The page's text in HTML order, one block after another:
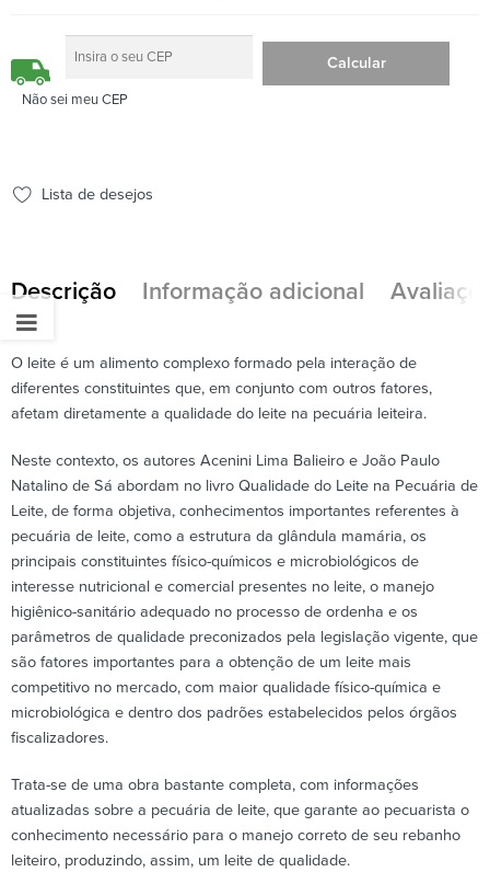
Não sei meu CEP
Lista de desejos
Descrição Informação adicional
O leite é um alimento complexo formado pela interação de
diferentes constituintes que, em conjunto com outros fatores,
afetam diretamente a qualidade do leite na pecuária leiteira.
Neste contexto, os autores Acenini Lima Balieiro e João Paulo
Natalino de Sá abordam no livro Qualidade do Leite na Pecuária de
Leite, de forma objetiva, conhecimentos importantes referentes à
pecuária de leite, como a estrutura da glândula mamária, os
principais constituintes físico-químicos e microbiológicos de
interesse nutricional e comercial presentes no leite, o manejo
higiênico-sanitário adequado no processo de ordenha e os
parâmetros de qualidade preconizados pela legislação vigente, que
são fatores importantes para a obtenção de um leite mais
competitivo no mercado, com maior qualidade físico-química e
microbiológica e dentro dos padrões estabelecidos pelos órgãos
fiscalizadores.
Trata-se de uma obra bastante completa, com informações
atualizadas sobre a pecuária de leite, que garante ao pecuarista o
conhecimento necessário para o manejo correto de seu rebanho
leiteiro, produzindo, assim, um leite de qualidade.